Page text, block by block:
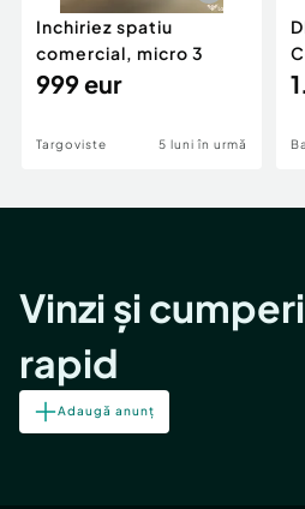
Inchiriez spatiu
comercial, micro 3
999 eur
Targoviste 5 luni în urmă
Vinzi și
rapid
Adaugă anunț